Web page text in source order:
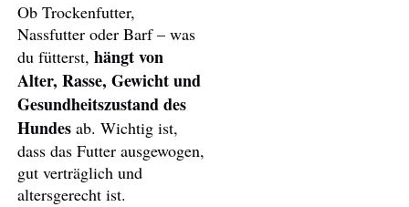
Ob Trockenfutter,
Nassfutter oder Barf – was
du fütterst, hängt von
Alter, Rasse, Gewicht und
Gesundheitszustand des
Hundes ab. Wichtig ist,
dass das Futter ausgewogen,
gut verträglich und
altersgerecht ist.